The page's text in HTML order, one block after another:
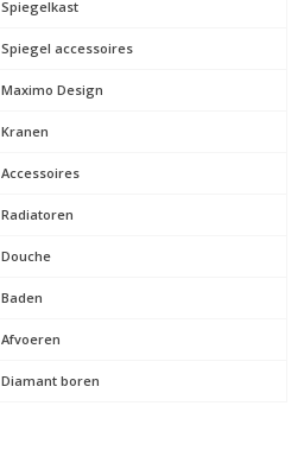
Spiegelkast
Spiegel accessoires
Maximo Design
Kranen
Accessoires
Radiatoren
Douche
Baden
Afvoeren
Diamant boren